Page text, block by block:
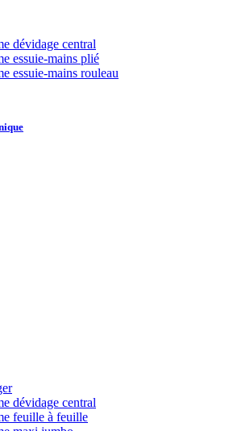
dévidage central
essuie-mains plié
essuie-mains rouleau
dévidage central
feuille à feuille